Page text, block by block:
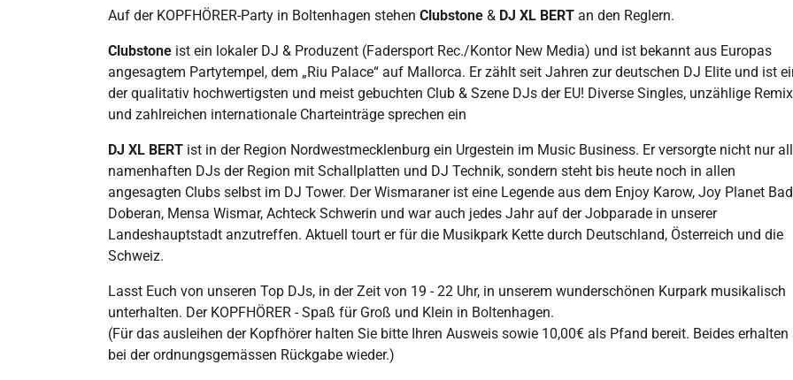
Auf der KOPFHÖRER-Party in Boltenhagen stehen Clubstone & DJ XL BERT an den Reglern.
Clubstone ist ein lokaler DJ & Produzent (Fadersport Rec./Kontor New Media) und ist bekannt aus Europas
angesagtem Partytempel, dem „Riu Palace“ auf Mallorca. Er zählt seit Jahren zur deutschen DJ Elite und ist
der qualitativ hochwertigsten und meist gebuchten Club & Szene DJs der EU! Diverse Singles, unzählige
und zahlreichen internationale Charteinträge sprechen ein
DJ XL BERT ist in der Region Nordwestmecklenburg ein Urgestein im Music Business. Er versorgte nicht nur
namenhaften DJs der Region mit Schallplatten und DJ Technik, sondern steht bis heute noch in allen
angesagten Clubs selbst im DJ Tower. Der Wismaraner ist eine Legende aus dem Enjoy Karow, Joy Planet Bad
Doberan, Mensa Wismar, Achteck Schwerin und war auch jedes Jahr auf der Jobparade in unserer
Landeshauptstadt anzutreffen. Aktuell tourt er für die Musikpark Kette durch Deutschland, Österreich und die
Schweiz.
Lasst Euch von unseren Top DJs, in der Zeit von 19 - 22 Uhr, in unserem wunderschönen Kurpark musikalisch
unterhalten. Der KOPFHÖRER - Spaß für Groß und Klein in Boltenhagen.
(Für das ausleihen der Kopfhörer halten Sie bitte Ihren Ausweis sowie 10,00€ als Pfand bereit. Beides erhalten
bei der ordnungsgemässen Rückgabe wieder.)